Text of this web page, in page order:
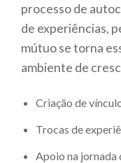
processo de
de experiências,
mútuo se torna
ambiente de
Criação de
Trocas de
Apoio na jornada